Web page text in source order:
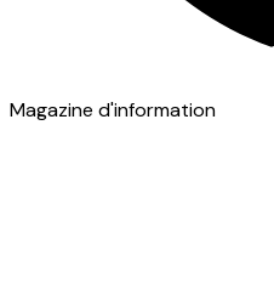
Magazine d'information